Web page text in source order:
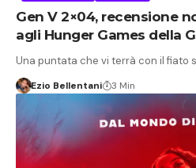
Gen V 2×04, recensione
agli Hunger Games della
Una puntata che vi terrà con il fiato
Ezio Bellentani 3 Min